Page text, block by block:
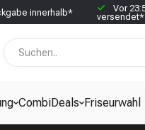
innerhalb* Vor
versendet*
CombiDeals Friseurwahl